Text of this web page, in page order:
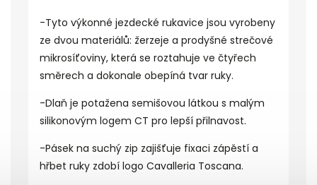
-Tyto výkonné jezdecké rukavice jsou vyrobeny
ze dvou materiálů: žerzeje a prodyšné strečové
mikrosíťoviny, která se roztahuje ve čtyřech
směrech a dokonale obepíná tvar ruky.
-Dlaň je potažena semišovou látkou s malým
silikonovým logem CT pro lepší přilnavost.
-Pásek na suchý zip zajišťuje fixaci zápěstí a
hřbet ruky zdobí logo Cavalleria Toscana.